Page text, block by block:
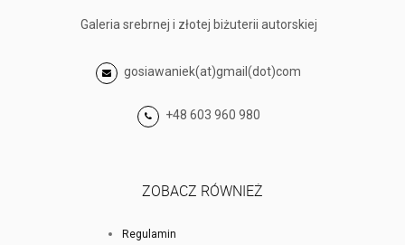
Galeria srebrnej i złotej biżuterii autorskiej
gosiawaniek(at)gmail(dot)com
+48 603 960 980
ZOBACZ RÓWNIEŻ
Regulamin